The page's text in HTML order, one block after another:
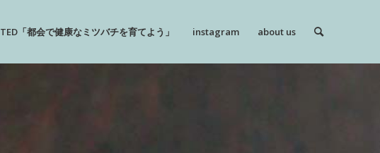
TED「都会で健康なミツバチを育てよう」 instagram about us